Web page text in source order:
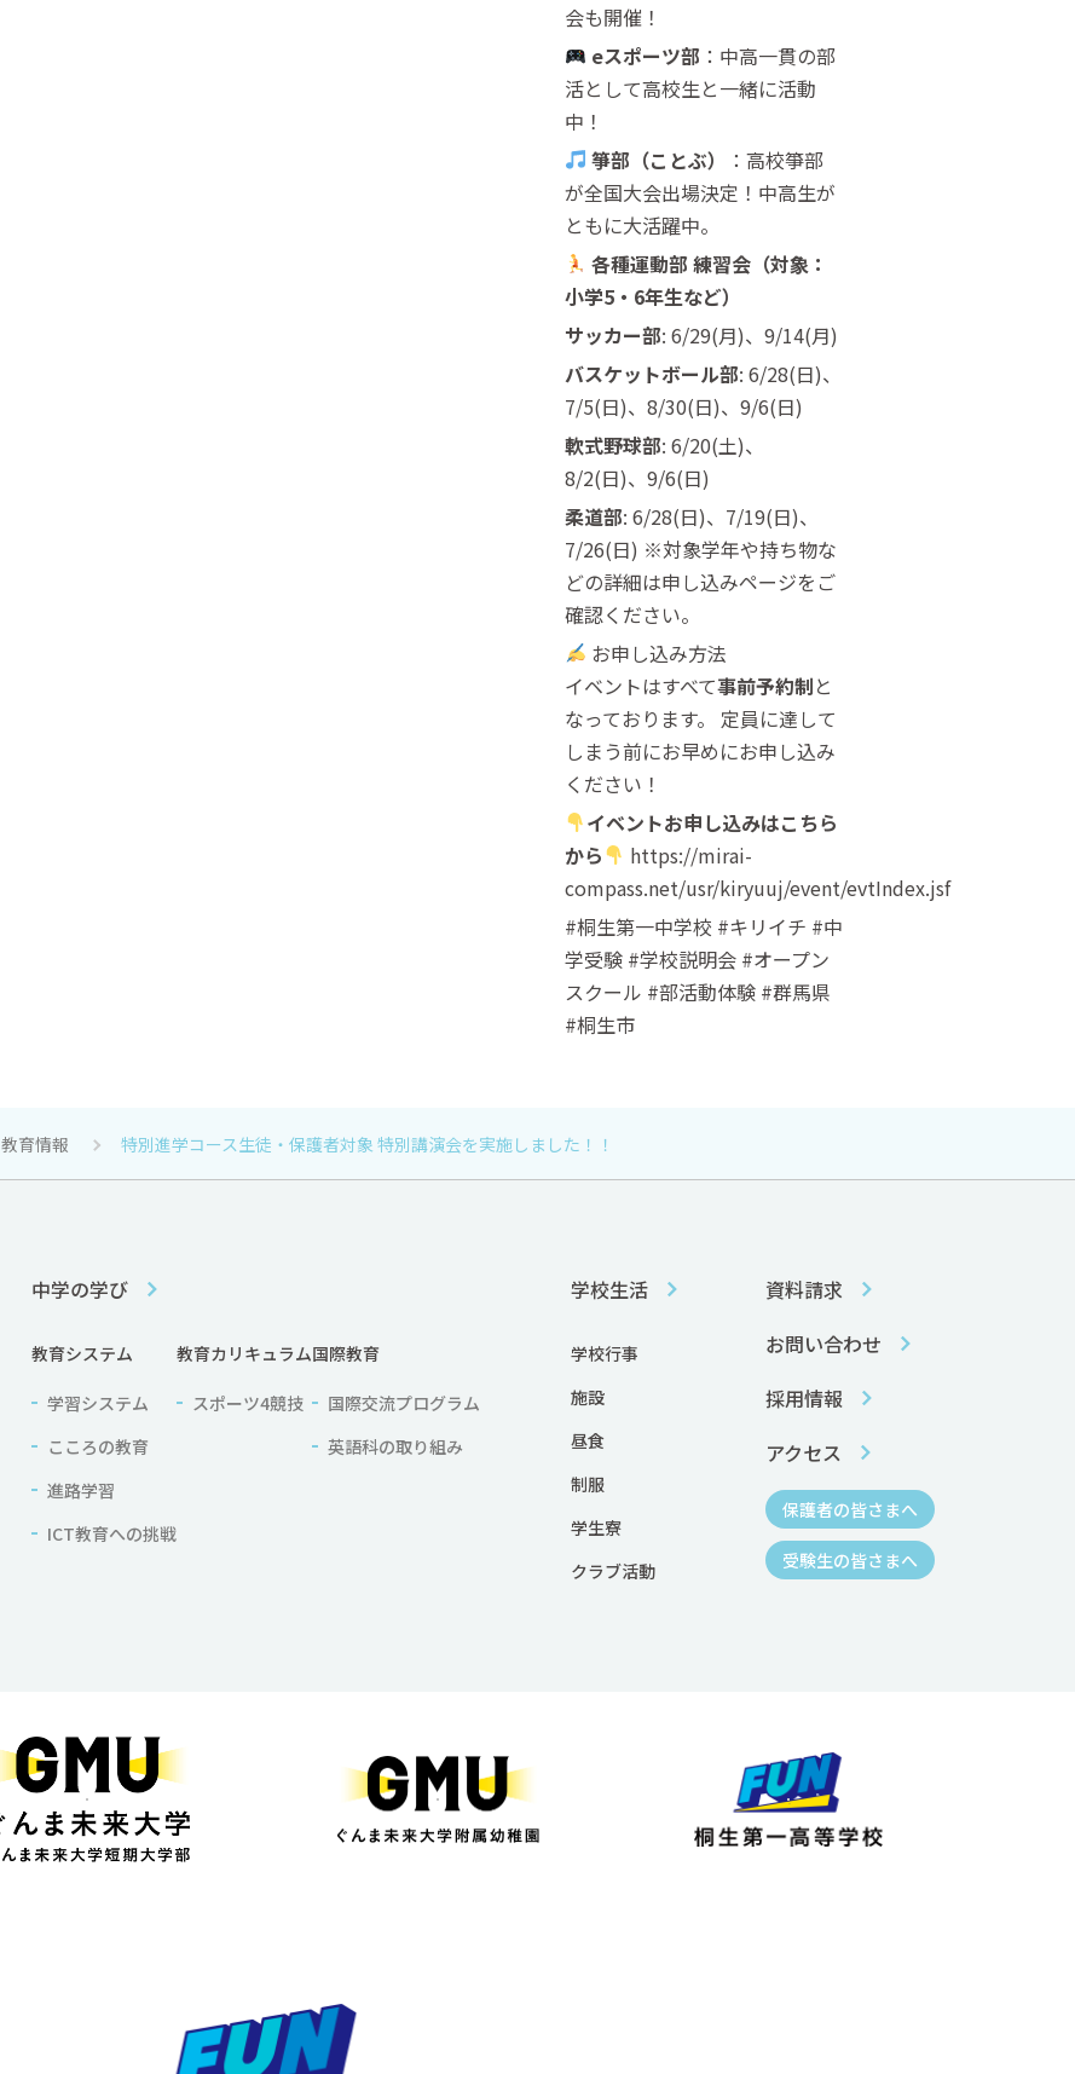
会も開催！
eスポーツ部 ：中高一貫の部
活として高校生と一緒に活動
中！
箏部（ことぶ）
：高校箏部
が全国大会出場決定！中高生が
ともに大活躍中。
各種運動部 練習会（対象：
小学5・6年生など）
サッカー部: 6/29(月)、9/14(月)
バスケットボール部: 6/28(日)、
7/5(日)、8/30(日)、9/6(日)
軟式野球部: 6/20(土)、
8/2(日)、9/6(日)
柔道部: 6/28(日)、7/19(日)、
7/26(日) ※対象学年や持ち物な
どの詳細は申し込みページをご
確認ください。
お申し込み方法
イベントはすべて事前予約制と
なっております。 定員に達して
しまう前にお早めにお申し込み
ください！
イベントお申し込みはこちら
から
https://mirai-
compass.net/usr/kiryuuj/event/evtIndex.jsf
#桐生第一中学校 #キリイチ #中
学受験 #学校説明会 #オープン
スクール #部活動体験 #群馬県
#桐生市
教育情報 特別進学コース生徒・保護者対象 特別講演会を実施しました！！
中学の学び
教育システム
学習システム
こころの教育
進路学習
ICT教育への挑戦
教育カリキュラム
スポーツ4競技
国際教育
国際交流プログラム
英語科の取り組み
学校生活
学校行事
施設
昼食
制服
学生寮
クラブ活動
資料請求
お問い合わせ
採用情報
アクセス
保護者の皆さまへ
受験生の皆さまへ